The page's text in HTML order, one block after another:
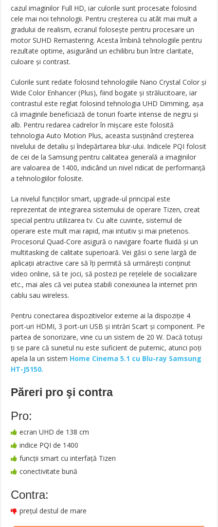
cazul imaginilor Full HD, iar culorile sunt procesate folosind
cele mai noi tehnologii. Pentru creșterea cu atât mai mult a
gradului de realism, ecranul folosește pentru procesare un
motor SUHD Remastering. Acesta îmbină tehnologiile pentru
rezultate optime, asigurând un echilibru bun între claritate,
culoare și contrast.
Culorile sunt redate folosind tehnologiile Nano Crystal Color și
Wide Color Enhancer (Plus), fiind bogate și strălucitoare, iar
contrastul este reglat folosind tehnologia UHD Dimming, așa
că imaginile beneficiază de tonuri foarte intense de negru și
alb. Pentru redarea cadrelor în mișcare este folosită
tehnologia Auto Motion Plus, aceasta susținând creșterea
nivelului de detaliu și îndepărtarea blur-ului. Indicele PQI folosit
de cei de la Samsung pentru calitatea generală a imaginilor
are valoarea de 1400, indicând un nivel ridicat de performanță
a tehnologiilor folosite.
La nivelul funcțiilor smart, upgrade-ul principal este
reprezentat de integrarea sistemului de operare Tizen, creat
special pentru utilizarea tv. Cu alte cuvinte, sistemul de
operare este mult mai rapid, mai intuitiv și mai prietenos.
Procesorul Quad-Core asigură o navigare foarte fluidă și un
multitasking de calitate superioară. Vei găsi o serie largă de
aplicații atractive care să îți permită să urmărești conținut
video online, să te joci, să postezi pe rețelele de socializare
etc., mai ales că vei putea stabili conexiunea la internet prin
cablu sau wireless.
Pentru conectarea dispozitivelor externe ai la dispoziție 4
port-uri HDMI, 3 port-uri USB și intrări Scart și component. Pe
partea de sonorizare, vine cu un sistem de 20 W. Dacă totuși
ți se pare că sunetul nu este suficient de puternic, atunci poți
apela la un sistem Home Cinema 5.1 cu Blu-ray Samsung
HT-J5150.
Păreri pro şi contra
Pro:
ecran UHD de 138 cm
indice PQI de 1400
funcții smart cu interfață Tizen
conectivitate bună
Contra:
prețul destul de mare